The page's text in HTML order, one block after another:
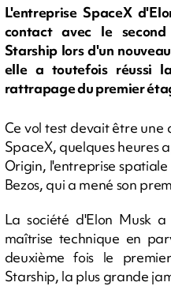
L'entreprise SpaceX
contact avec le
Starship lors d'un
elle a toutefois réussi
rattrapage du premier
Ce vol test devait être
SpaceX, quelques heures
Origin, l'entreprise
Bezos, qui a mené son
La société d'Elon Musk
maîtrise technique en
deuxième fois le
Starship, la plus grande